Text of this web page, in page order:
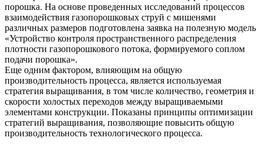
порошка. На основе проведенных исследований процессов
взаимодействия газопорошковых струй с мишенями
различных размеров подготовлена заявка на полезную модель
«Устройство контроля пространственного распределения
плотности газопорошкового потока, формируемого соплом
подачи порошка».
Еще одним фактором, влияющим на общую
производительность процесса, является используемая
стратегия выращивания, в том числе количество, геометрия и
скорости холостых переходов между выращиваемыми
элементами конструкции. Показаны принципы оптимизации
стратегий выращивания, позволяющие повысить общую
производительность технологического процесса.